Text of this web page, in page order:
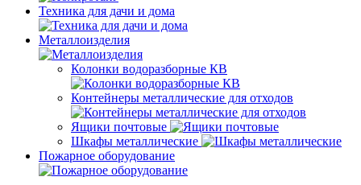
Техника для дачи и дома
Металлоизделия
Колонки водоразборные КВ
Контейнеры металлические для отходов
Ящики почтовые
Шкафы металлические
Пожарное оборудование